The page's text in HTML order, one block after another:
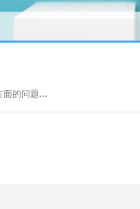
面的问题...